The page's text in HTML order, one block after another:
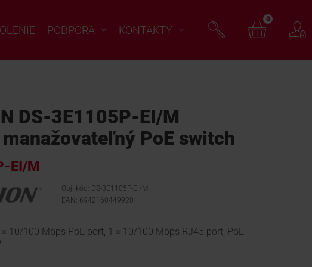
PODPORA KONTAKTY
0
DS-3E1105P-EI/M
PoE switch
EI/M
Obj. kód: DS-3E1105P-EI/M
EAN: 6942160449920
10/100 Mbps PoE port, 1 × 10/100 Mbps RJ45 port, PoE